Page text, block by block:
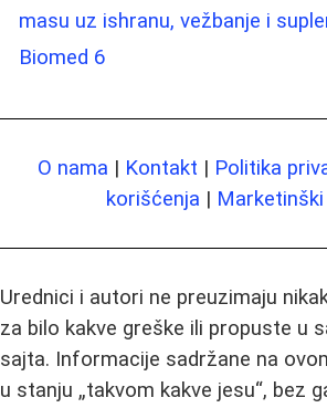
masu uz ishranu, vežbanje i
Biomed 6
O nama | Kontakt | Politika
korišćenja |
Urednici i autori ne preuzimaju
za bilo kakve greške ili propuste u
sajta. Informacije sadržane na
u stanju „takvom kakve jesu“, bez